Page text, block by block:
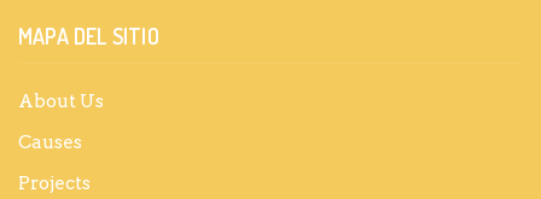
MAPA DEL SITIO
About Us
Causes
Projects